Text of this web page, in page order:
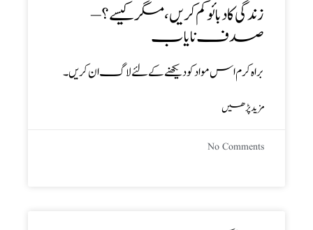
زندگی کا دبائو کم کریں،مگر کیسے؟ –
صدف نایاب
براہ کرم اس مواد کو دیکھنے کے لئے لاگ ان کریں۔
مزید پڑھیں
No Comments